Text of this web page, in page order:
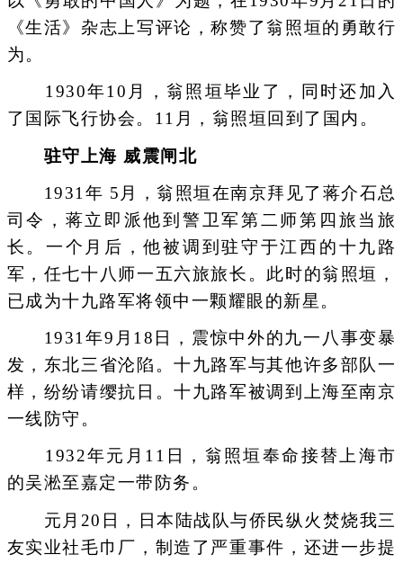
《生活》杂志上写评论，称赞了翁照垣的勇敢行
为。
1930年10月，翁照垣毕业了，同时还加入
了国际飞行协会。11月，翁照垣回到了国内。
驻守上海 威震闸北
1931年 5月，翁照垣在南京拜见了蒋介石总
司令，蒋立即派他到警卫军第二师第四旅当旅
长。一个月后，他被调到驻守于江西的十九路
军，任七十八师一五六旅旅长。此时的翁照垣，
已成为十九路军将领中一颗耀眼的新星。
1931年9月18日，震惊中外的九一八事变暴
发，东北三省沦陷。十九路军与其他许多部队一
样，纷纷请缨抗日。十九路军被调到上海至南京
一线防守。
1932年元月11日，翁照垣奉命接替上海市
的吴淞至嘉定一带防务。
元月20日，日本陆战队与侨民纵火焚烧我三
友实业社毛巾厂，制造了严重事件，还进一步提